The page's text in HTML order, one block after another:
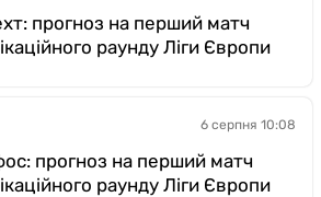
прогноз на перший матч
раунду Ліги Європи
6 серпня 10:08
прогноз на перший матч
раунду Ліги Європи